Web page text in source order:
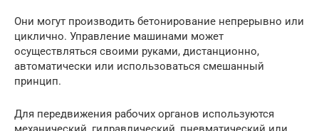
Они могут производить бетонирование непрерывно или
циклично. Управление машинами может
осуществляться своими руками, дистанционно,
автоматически или использоваться смешанный
принцип.
Для передвижения рабочих органов используются